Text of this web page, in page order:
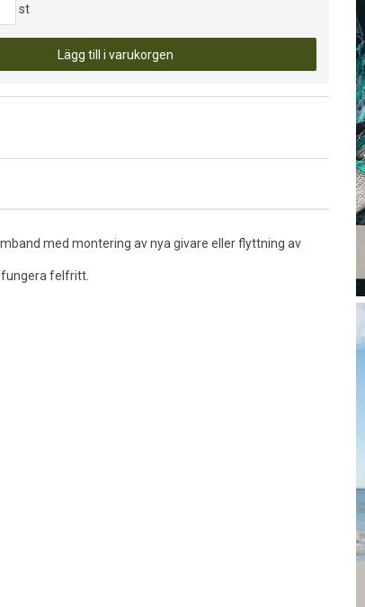
st
Lägg till i varukorgen
med montering av nya givare eller flyttning av
felfritt.